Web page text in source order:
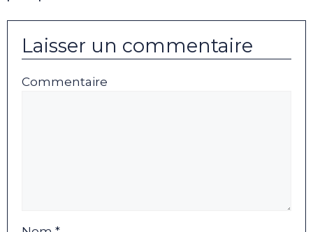
Laisser un commentaire
Commentaire